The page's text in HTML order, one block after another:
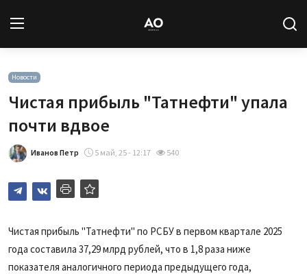
Статьи
Авторы
База знаний
Новости
Чистая прибыль "Татнефти" упала
почти вдвое
Иванов Петр 5 май, 25 - 12:17 540
Чистая прибыль "Татнефти" по РСБУ в первом квартале 2025
года составила 37,29 млрд рублей, что в 1,8 раза ниже
показателя аналогичного периода предыдущего года,